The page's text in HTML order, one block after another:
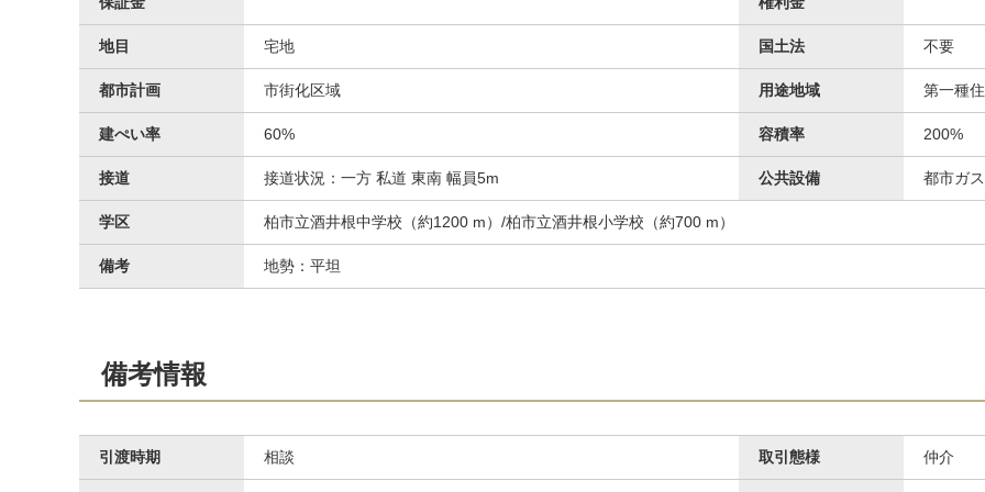
地目 宅地 国土法 不要
都市計画 市街化区域 用途地域 第一種
建ぺい率 60% 容積率 200%
接道 接道状況：一方 私道 東南 幅員5m 公共設備 都市ガ
学区 柏市立酒井根中学校（約1200 m）/柏市立酒井根小学校（約700 m）
備考 地勢：平坦
備考情報
引渡時期 相談 取引態様 仲介